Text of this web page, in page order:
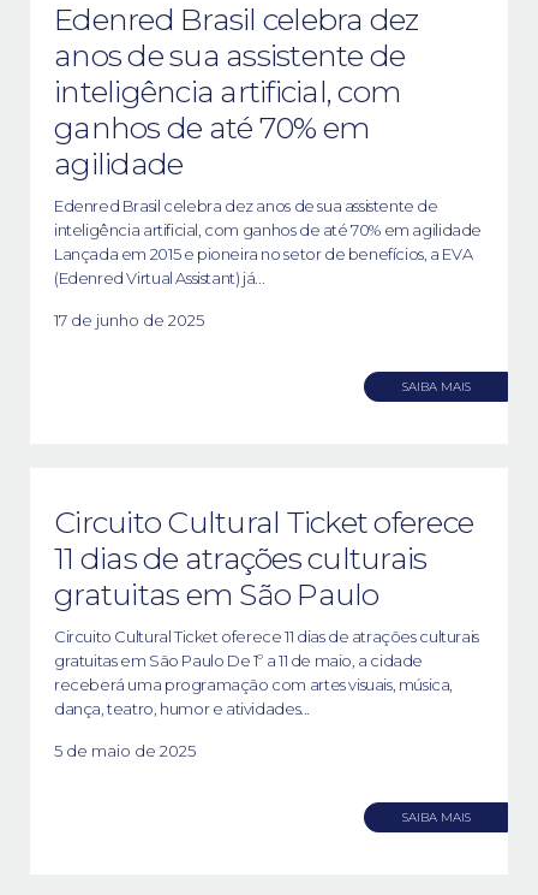
Edenred Brasil celebra dez
anos de sua assistente de
inteligência artificial, com
ganhos de até 70% em
agilidade
Edenred Brasil celebra dez anos de sua assistente de
inteligência artificial, com ganhos de até 70% em agilidade
Lançada em 2015 e pioneira no setor de benefícios, a EVA
(Edenred Virtual Assistant) já...
17 de junho de 2025
SAIBA MAIS
Circuito Cultural Ticket oferece
11 dias de atrações culturais
gratuitas em São Paulo
Circuito Cultural Ticket oferece 11 dias de atrações culturais
gratuitas em São Paulo De 1º a 11 de maio, a cidade
receberá uma programação com artes visuais, música,
dança, teatro, humor e atividades...
5 de maio de 2025
SAIBA MAIS